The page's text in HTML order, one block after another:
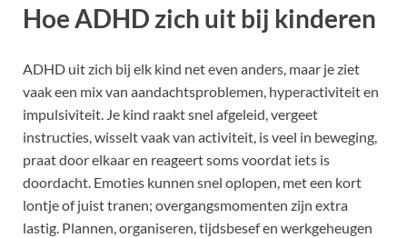
Hoe ADHD zich uit bij kinderen
ADHD uit zich bij elk kind net even anders, maar je ziet
vaak een mix van aandachtsproblemen, hyperactiviteit en
impulsiviteit. Je kind raakt snel afgeleid, vergeet
instructies, wisselt vaak van activiteit, is veel in beweging,
praat door elkaar en reageert soms voordat iets is
doordacht. Emoties kunnen snel oplopen, met een kort
lontje of juist tranen; overgangsmomenten zijn extra
lastig. Plannen, organiseren, tijdsbesef en werkgeheugen